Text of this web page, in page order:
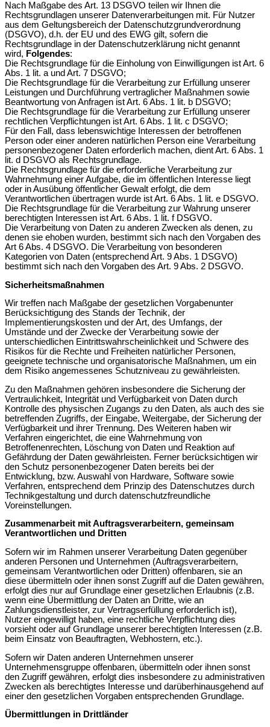
Nach Maßgabe des Art. 13 DSGVO teilen wir Ihnen die
Rechtsgrundlagen unserer Datenverarbeitungen mit. Für Nutzer
aus dem Geltungsbereich der Datenschutzgrundverordnung
(DSGVO), d.h. der EU und des EWG gilt, sofern die
Rechtsgrundlage in der Datenschutzerklärung nicht genannt
wird, Folgendes:
Die Rechtsgrundlage für die Einholung von Einwilligungen ist Art. 6
Abs. 1 lit. a und Art. 7 DSGVO;
Die Rechtsgrundlage für die Verarbeitung zur Erfüllung unserer
Leistungen und Durchführung vertraglicher Maßnahmen sowie
Beantwortung von Anfragen ist Art. 6 Abs. 1 lit. b DSGVO;
Die Rechtsgrundlage für die Verarbeitung zur Erfüllung unserer
rechtlichen Verpflichtungen ist Art. 6 Abs. 1 lit. c DSGVO;
Für den Fall, dass lebenswichtige Interessen der betroffenen
Person oder einer anderen natürlichen Person eine Verarbeitung
personenbezogener Daten erforderlich machen, dient Art. 6 Abs. 1
lit. d DSGVO als Rechtsgrundlage.
Die Rechtsgrundlage für die erforderliche Verarbeitung zur
Wahrnehmung einer Aufgabe, die im öffentlichen Interesse liegt
oder in Ausübung öffentlicher Gewalt erfolgt, die dem
Verantwortlichen übertragen wurde ist Art. 6 Abs. 1 lit. e DSGVO.
Die Rechtsgrundlage für die Verarbeitung zur Wahrung unserer
berechtigten Interessen ist Art. 6 Abs. 1 lit. f DSGVO.
Die Verarbeitung von Daten zu anderen Zwecken als denen, zu
denen sie ehoben wurden, bestimmt sich nach den Vorgaben des
Art 6 Abs. 4 DSGVO. Die Verarbeitung von besonderen
Kategorien von Daten (entsprechend Art. 9 Abs. 1 DSGVO)
bestimmt sich nach den Vorgaben des Art. 9 Abs. 2 DSGVO.
Sicherheitsmaßnahmen
Wir treffen nach Maßgabe der gesetzlichen Vorgabenunter
Berücksichtigung des Stands der Technik, der
Implementierungskosten und der Art, des Umfangs, der
Umstände und der Zwecke der Verarbeitung sowie der
unterschiedlichen Eintrittswahrscheinlichkeit und Schwere des
Risikos für die Rechte und Freiheiten natürlicher Personen,
geeignete technische und organisatorische Maßnahmen, um ein
dem Risiko angemessenes Schutzniveau zu gewährleisten.
Zu den Maßnahmen gehören insbesondere die Sicherung der
Vertraulichkeit, Integrität und Verfügbarkeit von Daten durch
Kontrolle des physischen Zugangs zu den Daten, als auch des sie
betreffenden Zugriffs, der Eingabe, Weitergabe, der Sicherung der
Verfügbarkeit und ihrer Trennung. Des Weiteren haben wir
Verfahren eingerichtet, die eine Wahrnehmung von
Betroffenenrechten, Löschung von Daten und Reaktion auf
Gefährdung der Daten gewährleisten. Ferner berücksichtigen wir
den Schutz personenbezogener Daten bereits bei der
Entwicklung, bzw. Auswahl von Hardware, Software sowie
Verfahren, entsprechend dem Prinzip des Datenschutzes durch
Technikgestaltung und durch datenschutzfreundliche
Voreinstellungen.
Zusammenarbeit mit Auftragsverarbeitern, gemeinsam
Verantwortlichen und Dritten
Sofern wir im Rahmen unserer Verarbeitung Daten gegenüber
anderen Personen und Unternehmen (Auftragsverarbeitern,
gemeinsam Verantwortlichen oder Dritten) offenbaren, sie an
diese übermitteln oder ihnen sonst Zugriff auf die Daten gewähren,
erfolgt dies nur auf Grundlage einer gesetzlichen Erlaubnis (z.B.
wenn eine Übermittlung der Daten an Dritte, wie an
Zahlungsdienstleister, zur Vertragserfüllung erforderlich ist),
Nutzer eingewilligt haben, eine rechtliche Verpflichtung dies
vorsieht oder auf Grundlage unserer berechtigten Interessen (z.B.
beim Einsatz von Beauftragten, Webhostern, etc.).
Sofern wir Daten anderen Unternehmen unserer
Unternehmensgruppe offenbaren, übermitteln oder ihnen sonst
den Zugriff gewähren, erfolgt dies insbesondere zu administrativen
Zwecken als berechtigtes Interesse und darüberhinausgehend auf
einer den gesetzlichen Vorgaben entsprechenden Grundlage.
Übermittlungen in Drittländer